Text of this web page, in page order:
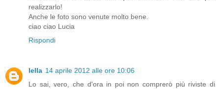
realizzarlo!
Anche le foto sono venute molto bene.
ciao ciao Lucia
Rispondi
lella 14 aprile 2012 alle ore 10:06
Lo sai, vero, che d'ora in poi non comprerò più riviste di